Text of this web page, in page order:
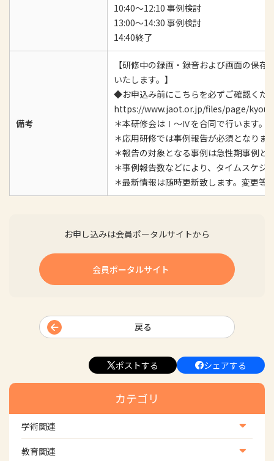
10:40～12:10 事例検討
13:00〜14:30 事例検討
14:40終了
備考
【研修中の録画・録音および画面の保
いたします。】
◆お申込み前にこちらを必ずご確認く
https://www.jaot.or.jp/files/page/
＊本研修会はⅠ～Ⅳを合同で行います。
＊応用研修では事例報告が必須となりま
＊報告の対象となる事例は急性期事例と
＊事例報告数などにより、タイムスケジ
＊最新情報は随時更新致します。変更等
お申し込みは会員ポータルサイトから
会員ポータルサイト
戻る
ポストする シェアする
カテゴリ
学術関連
学術・研究
教育関連